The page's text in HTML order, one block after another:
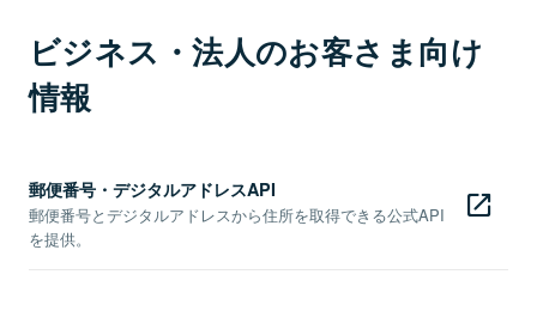
ビジネス・法人のお客さま向け
情報
郵便番号・デジタルアドレスAPI
郵便番号とデジタルアドレスから住所を取得できる公式API
を提供。